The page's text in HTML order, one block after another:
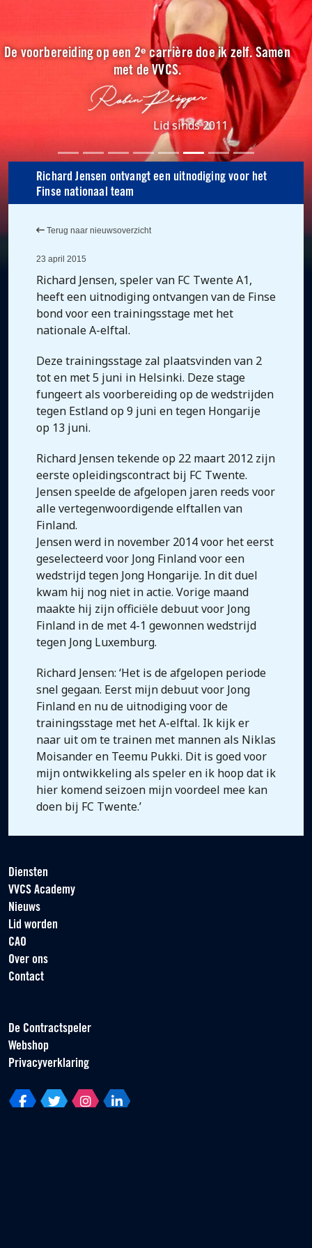
De voorbereiding op een 2ᵉ carrière doe ik zelf. Samen
met de VVCS.
Lid sinds 2011
Richard Jensen ontvangt een uitnodiging voor het
Finse nationaal team
Terug naar nieuwsoverzicht
23 april 2015
Richard Jensen, speler van FC Twente A1,
heeft een uitnodiging ontvangen van de Finse
bond voor een trainingsstage met het
nationale A-elftal.
Deze trainingsstage zal plaatsvinden van 2
tot en met 5 juni in Helsinki. Deze stage
fungeert als voorbereiding op de wedstrijden
tegen Estland op 9 juni en tegen Hongarije
op 13 juni.
Richard Jensen tekende op 22 maart 2012 zijn
eerste opleidingscontract bij FC Twente.
Jensen speelde de afgelopen jaren reeds voor
alle vertegenwoordigende elftallen van
Finland.
Jensen werd in november 2014 voor het eerst
geselecteerd voor Jong Finland voor een
wedstrijd tegen Jong Hongarije. In dit duel
kwam hij nog niet in actie. Vorige maand
maakte hij zijn officiële debuut voor Jong
Finland in de met 4-1 gewonnen wedstrijd
tegen Jong Luxemburg.
Richard Jensen: ‘Het is de afgelopen periode
snel gegaan. Eerst mijn debuut voor Jong
Finland en nu de uitnodiging voor de
trainingsstage met het A-elftal. Ik kijk er
naar uit om te trainen met mannen als Niklas
Moisander en Teemu Pukki. Dit is goed voor
mijn ontwikkeling als speler en ik hoop dat ik
hier komend seizoen mijn voordeel mee kan
doen bij FC Twente.’
Diensten
VVCS Academy
Nieuws
Lid worden
CAO
Over ons
Contact
De Contractspeler
Webshop
Privacyverklaring